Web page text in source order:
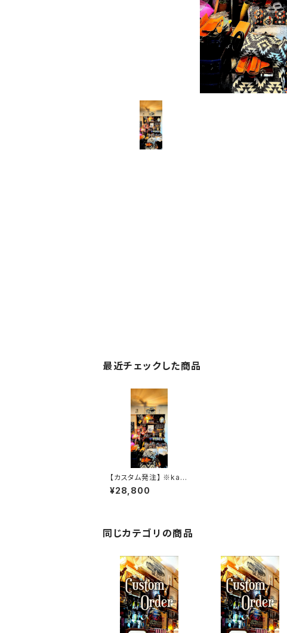
最近チェックした商品
【カスタム発注】 ※kaz
uchi様 .JACK.RIDE.X
SW
¥28,800
同じカテゴリの商品